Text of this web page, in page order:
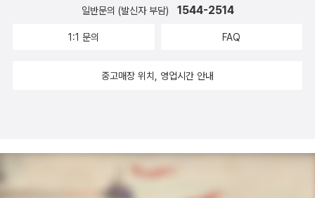
괜찮다고 말해 주고 싶었어요. 모두가 똑같아지려고, 똑같아 보이려
고 애쓰는 이 세상에서, 남들과 다르다는 건 좋은 거잖아요. 가장 중요
과 다르다고 느껴본 적이 있는 모든 이들, 모난 돌 같은 아이들, 그리
일반문의 (발신자 부담) 1544-2514
1:1 문의 FAQ
중고매장 위치, 영업시간 안내